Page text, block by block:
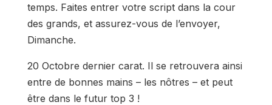
temps. Faites entrer votre script dans la cour
des grands, et assurez-vous de l’envoyer,
Dimanche.
20 Octobre dernier carat. Il se retrouvera ainsi
entre de bonnes mains – les nôtres – et peut
être dans le futur top 3 !